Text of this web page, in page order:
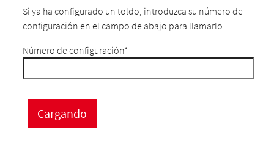
Si ya ha configurado un toldo, introduzca su número de
configuración en el campo de abajo para llamarlo.
Número de configuración*